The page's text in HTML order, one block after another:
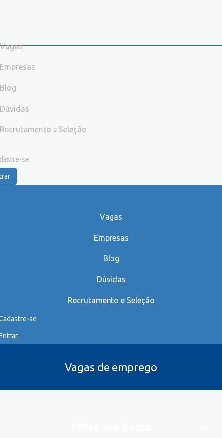
Vagas
Empresas
Blog
Dúvidas
Recrutamento e Seleção
se
Vagas
Empresas
Blog
Dúvidas
Recrutamento e Seleção
se
Vagas de emprego